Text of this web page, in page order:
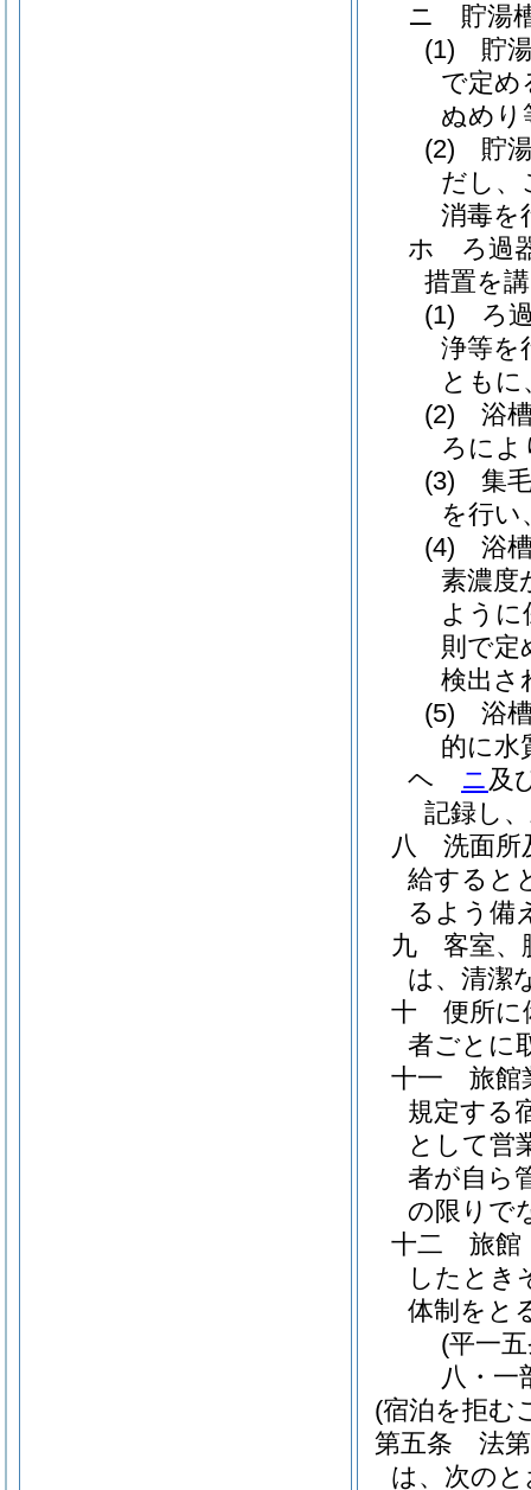
ニ
貯湯
(1)
貯
で定め
ぬめり
(2)
貯
だし、
消毒を
ホ
ろ過
措置を
(1)
ろ
浄等を
ともに
(2)
浴
ろによ
(3)
集
を行い
(4)
浴
素濃度
ように
則で定
検出さ
(5)
浴
的に水
ヘ
ニ及
記録し
八
洗面所
給すると
るよう備
九
客室、
は、清潔
十
便所に
者ごとに
十一
旅館
規定する
として営
者が自ら
の限りで
十二
旅館
したとき
体制をと
(平一
八・一
(宿泊を拒む
第五条
法
は、次の